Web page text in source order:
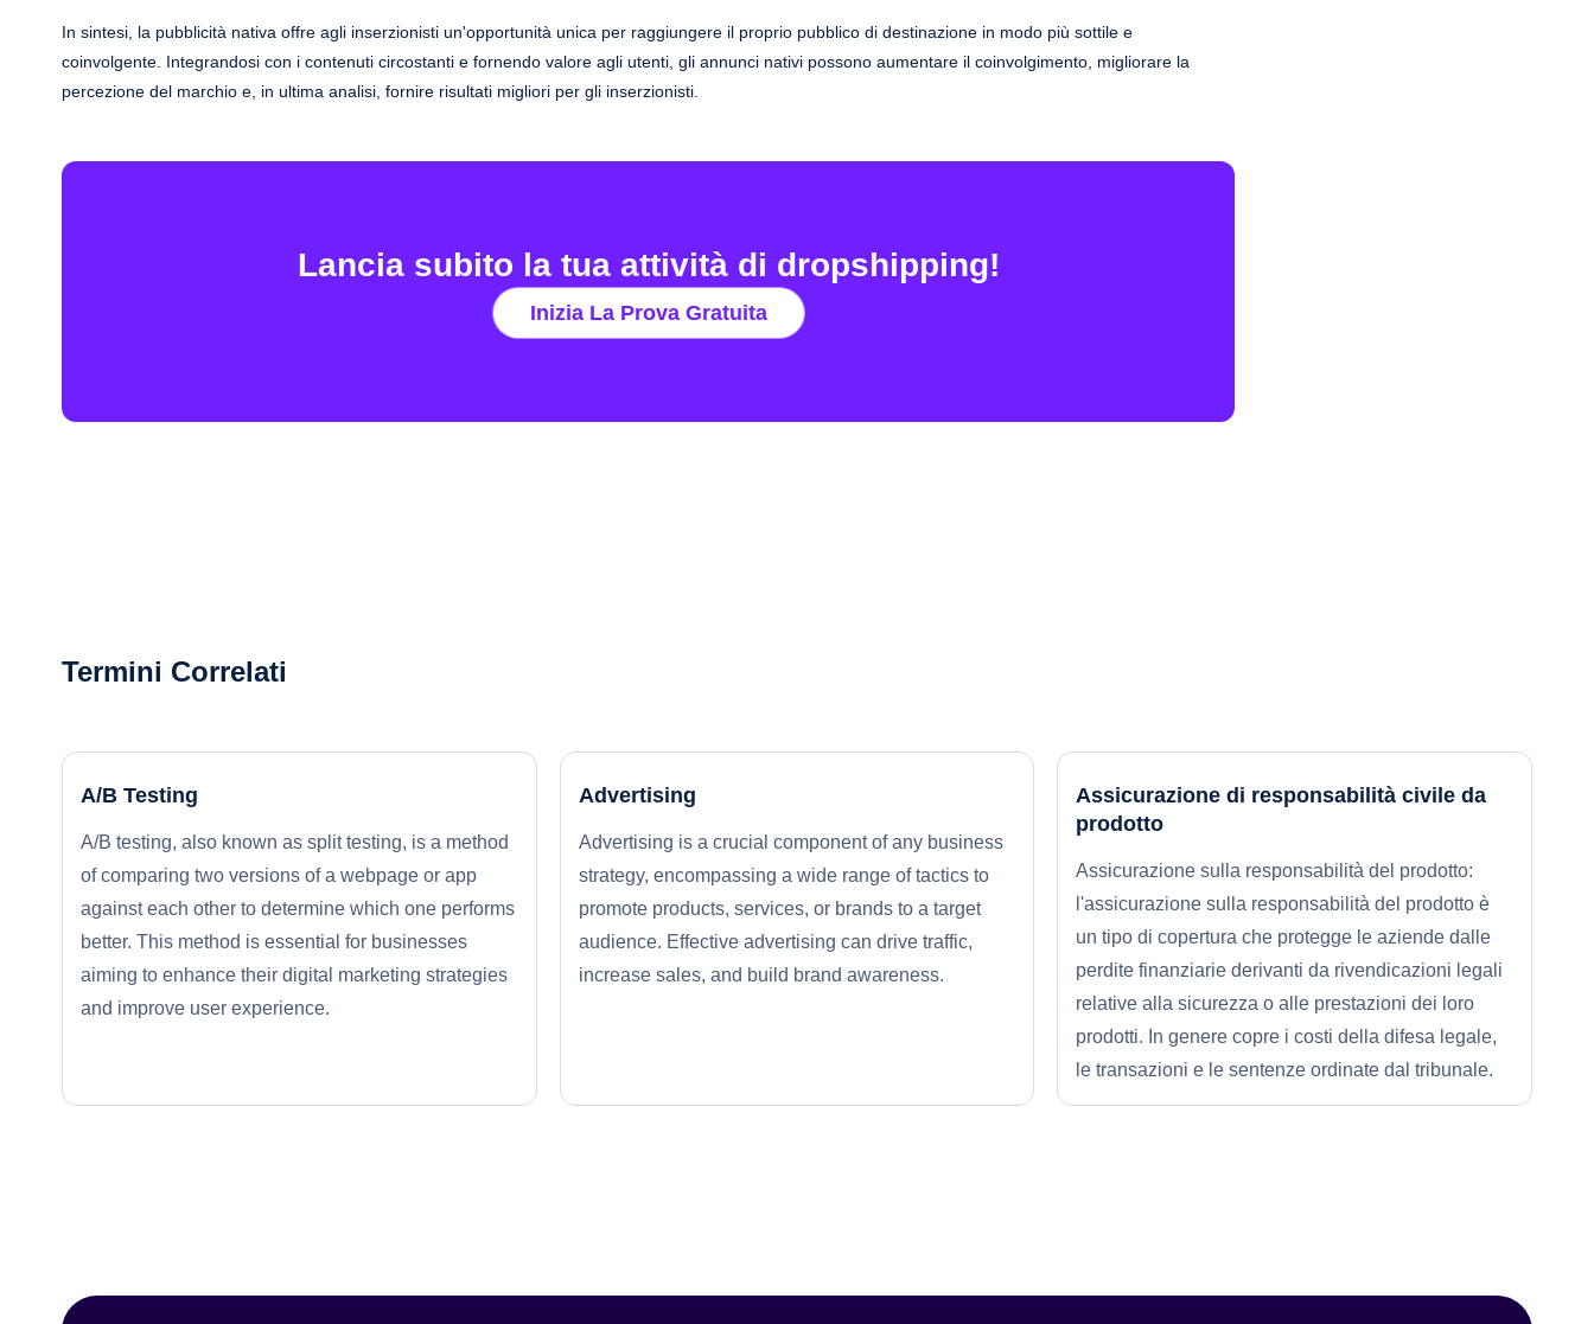
In sintesi, la pubblicità nativa offre agli inserzionisti un'opportunità unica per raggiungere il proprio pubblico di destinazione in modo più sottile e
coinvolgente. Integrandosi con i contenuti circostanti e fornendo valore agli utenti, gli annunci nativi possono aumentare il coinvolgimento, migliorare la
percezione del marchio e, in ultima analisi, fornire risultati migliori per gli inserzionisti.
Lancia subito la tua attività di dropshipping!
Inizia La Prova Gratuita
Termini Correlati
A/B Testing
A/B testing, also known as split testing, is a method
of comparing two versions of a webpage or app
against each other to determine which one performs
better. This method is essential for businesses
aiming to enhance their digital marketing strategies
and improve user experience.
Advertising
Advertising is a crucial component of any business
strategy, encompassing a wide range of tactics to
promote products, services, or brands to a target
audience. Effective advertising can drive traffic,
increase sales, and build brand awareness.
Assicurazione di responsabilità civile da
prodotto
Assicurazione sulla responsabilità del prodotto:
l'assicurazione sulla responsabilità del prodotto è
un tipo di copertura che protegge le aziende dalle
perdite finanziarie derivanti da rivendicazioni legali
relative alla sicurezza o alle prestazioni dei loro
prodotti. In genere copre i costi della difesa legale,
le transazioni e le sentenze ordinate dal tribunale.